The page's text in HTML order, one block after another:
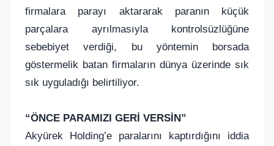
firmalara parayı aktararak paranın küçük
parçalara ayrılmasıyla kontrolsüzlüğüne
sebebiyet verdiği, bu yöntemin borsada
göstermelik batan firmaların dünya üzerinde sık
sık uyguladığı belirtiliyor.
“ÖNCE PARAMIZI GERİ VERSİN”
Akyürek Holding’e paralarını kaptırdığını iddia